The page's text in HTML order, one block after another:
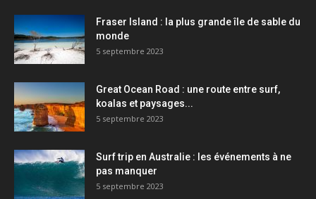
Fraser Island : la plus grande île de sable du
monde
5 septembre 2023
Great Ocean Road : une route entre surf,
koalas et paysages...
5 septembre 2023
Surf trip en Australie : les événements à ne
pas manquer
5 septembre 2023